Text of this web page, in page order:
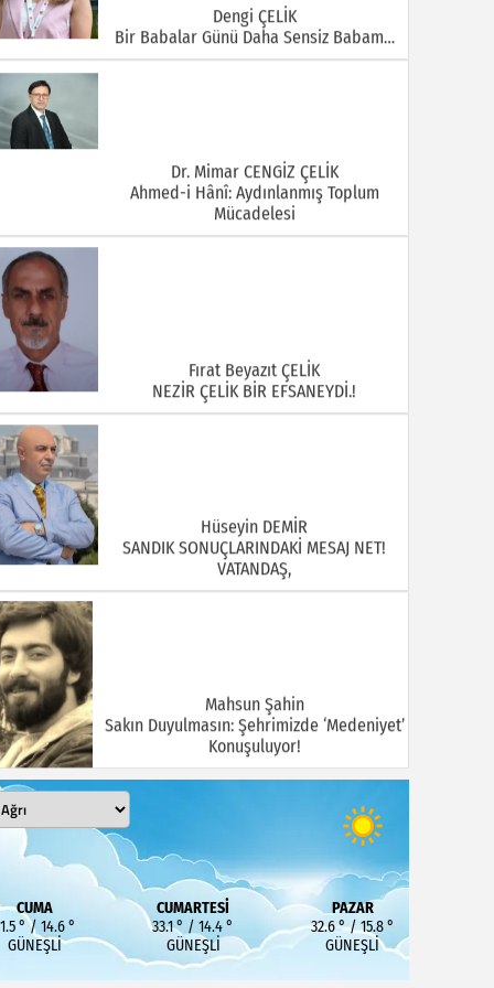
Dengi ÇELİK
Bir Babalar Günü Daha Sensiz Babam…
Dr. Mimar CENGİZ ÇELİK
Ahmed-i Hânî: Aydınlanmış Toplum
Mücadelesi
Fırat Beyazıt ÇELİK
NEZİR ÇELİK BİR EFSANEYDİ.!
Hüseyin DEMİR
SANDIK SONUÇLARINDAKİ MESAJ NET!
VATANDAŞ,
Mahsun Şahin
Sakın Duyulmasın: Şehrimizde ‘Medeniyet’
Konuşuluyor!
MEHMET KOÇ
DOĞUBAYAZIT ASLINDA BİR İNANÇ
MERKEZİDİR
CUMA
° / 14.6 °
GÜNEŞLI
CUMARTESI
33.1 ° / 14.4 °
GÜNEŞLI
PAZAR
32.6 ° / 15.8 °
GÜNEŞLI